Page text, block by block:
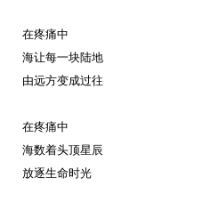
在疼痛中
海让每一块陆地
由远方变成过往
在疼痛中
海数着头顶星辰
放逐生命时光